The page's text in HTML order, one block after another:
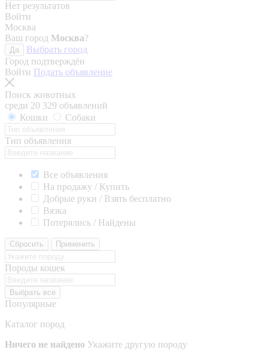
Нет результатов
Войти
Москва
Ваш город Москва?
Да
Выбрать город
Город подтверждён
Войти Подать объявление
Поиск животных
среди 20 329 объявлений
Кошки
Собаки
Тип объявления
Все объявления
На продажу / Купить
Добрые руки / Взять бесплатно
Вязка
Потерялись / Найдены
Сбросить Применить
Породы кошек
Выбрать все
Популярные
Каталог пород
Ничего не найдено Укажите другую породу